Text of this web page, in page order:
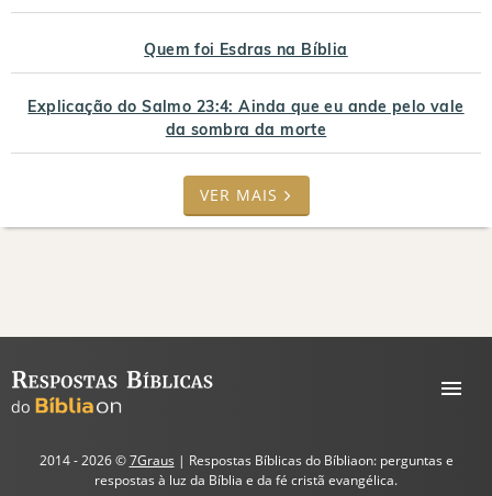
Quem foi Esdras na Bíblia
Explicação do Salmo 23:4: Ainda que eu ande pelo vale
da sombra da morte
VER MAIS
2014 - 2026 ©7Graus | Respostas Bíblicas do Bíbliaon: perguntas e
respostas à luz da Bíblia e da fé cristã evangélica.